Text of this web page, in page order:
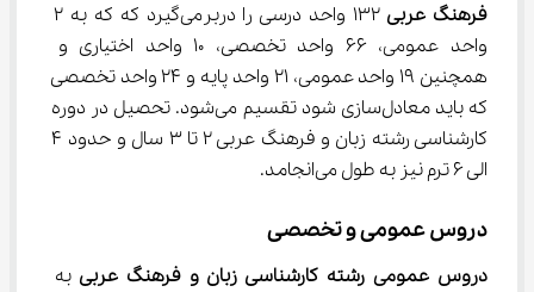
فرهنگ عربی
واحد عمومی، 66 واحد تخصصی، 10 واحد اختیاری و
همچنین 19 واحد عمومی، 21 واحد پایه و 24 واحد تخصصی
که باید معادل‌سازی شود تقسیم می‌شود. تحصیل در دوره
الی 6 ترم نیز به طول می‌انجامد.
دروس عمومی و تخصصی
دروس عمومی رشته کارشناسی زبان و فرهنگ عربی به